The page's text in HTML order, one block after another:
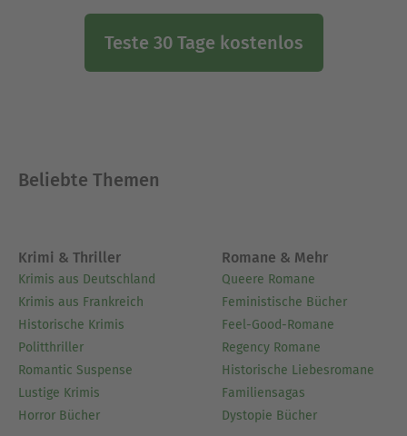
Teste 30 Tage kostenlos
Beliebte Themen
Krimi & Thriller
Krimis aus Deutschland
Krimis aus Frankreich
Historische Krimis
Politthriller
Romantic Suspense
Lustige Krimis
Horror Bücher
Romane & Mehr
Queere Romane
Feministische Bücher
Feel-Good-Romane
Regency Romane
Historische Liebesromane
Familiensagas
Dystopie Bücher